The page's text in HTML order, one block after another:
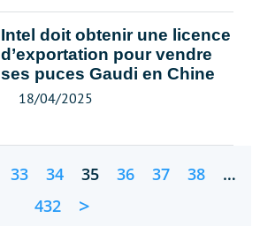
Intel doit obtenir une licence
d’exportation pour vendre
ses puces Gaudi en Chine
18/04/2025
33 34 35 36 37 38
…
432
>